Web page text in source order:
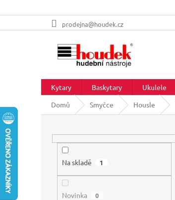
na
prodejna@houdek.cz
Kytary Baskytary Ukulele
Domů
Smyčce Housle
Na skladě 1
Novinka 0